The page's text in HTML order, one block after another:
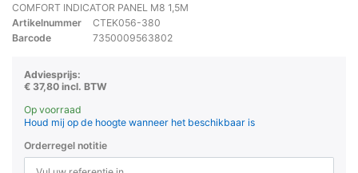
COMFORT INDICATOR PANEL M8 1,5M
Artikelnummer
CTEK056-380
Barcode
7350009563802
Adviesprijs:
€ 37,80 incl. BTW
Op voorraad
Houd mij op de hoogte wanneer het beschikbaar is
Orderregel notitie